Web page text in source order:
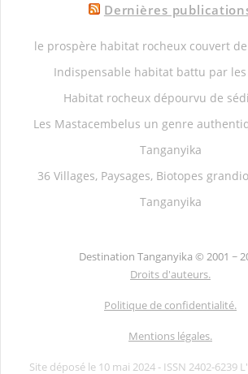
Dernières
le prospère habitat rocheux couvert
Indispensable habitat battu par les
Habitat rocheux dépourvu de
Les Mastacembelus un genre
Tanganyika
36 Villages, Paysages, Biotopes
Tanganyika
Destination Tanganyika © 2001 ~
Droits d'auteurs.
Politique de confidentialité.
Mentions légales.
Site déposé le 10 mai 2024 - ISSN 2402-6239